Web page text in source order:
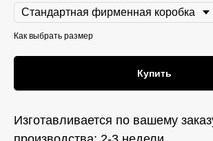
Как выбрать размер
Купить
Изготавливается по вашему